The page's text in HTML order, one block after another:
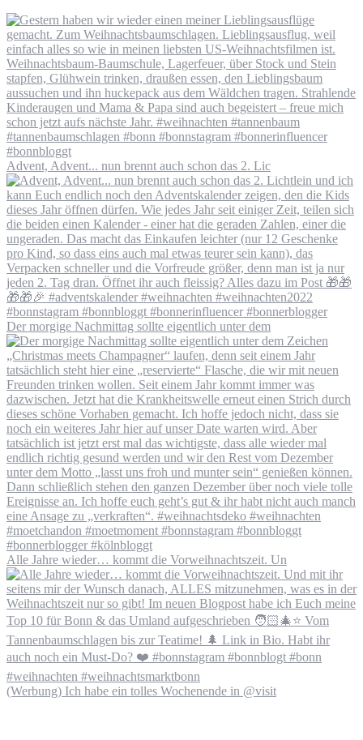
Advent, Advent... nun brennt auch schon das 2. Lic
Der morgige Nachmittag sollte eigentlich unter dem
Alle Jahre wieder… kommt die Vorweihnachtszeit. Un
(Werbung) Ich habe ein tolles Wochenende in @visit